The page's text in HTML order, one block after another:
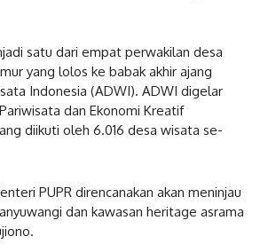
satu dari empat perwakilan desa
yang lolos ke babak akhir ajang
Indonesia (ADWI). ADWI digelar
dan Ekonomi Kreatif
diikuti oleh 6.016 desa wisata se-
PUPR direncanakan akan meninjau
dan kawasan heritage asrama